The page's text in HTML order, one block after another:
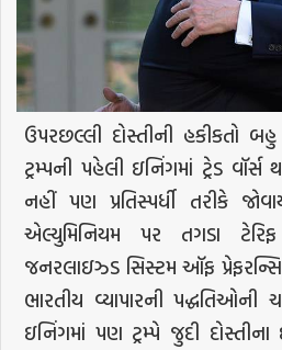
ઉપરછલ્લી દોસ્તીની હકીકતો
ટ્રમ્પની પહેલી ઇનિંગમાં ટ્રેડ વૉર્સ
નહીં પણ પ્રતિસ્પર્ધી તરીકે
એલ્યુમિનિયમ પર તગડા
જનરલાઇઝ્ડ સિસ્ટમ ઑફ
ભારતીય વ્યાપારની પદ્ધતિઓની
ઇનિંગમાં પણ ટ્રમ્પે જુદી